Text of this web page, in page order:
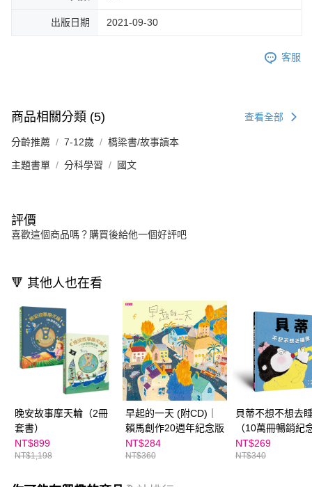
出版日期 2021-09-30
客服
商品相關分類 (5) 查看全部
分齡推薦 7-12歲 橋梁書/故事讀本
主題書單 分科學習 國文
評價
喜歡這個商品嗎？購買後給他一個好評吧
🔻 其他人也在看
晚安故事摩天輪（2冊
套書）
NT$899
NT$1,198
早起的一天 (附CD)｜
賴馬創作20週年紀念版
NT$284
NT$360
貝蒂不想不想去
（10萬冊暢銷紀
NT$269
NT$340